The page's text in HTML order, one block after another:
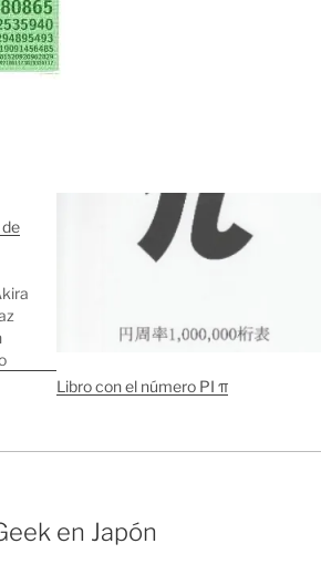
Libro con el número PI π
en Japón